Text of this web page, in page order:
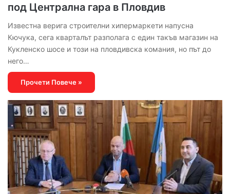
под Централна гара в Пловдив
Известна верига строителни хипермаркети напусна
Кючука, сега кварталът разполага с един такъв магазин на
Кукленско шосе и този на пловдивска комания, но път до
него…
Прочети Повече »